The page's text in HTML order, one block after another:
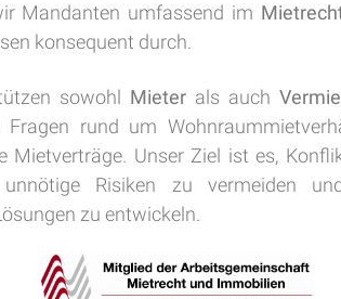
Mandanten umfassend im
konsequent durch.
sowohl Mieter als auch
Fragen rund um
Mietverträge. Unser Ziel ist es,
Risiken zu vermeiden
zu entwickeln.